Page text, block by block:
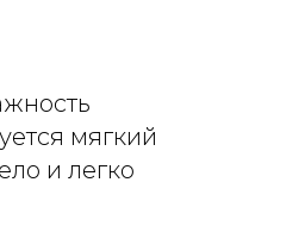
мягкий
и легко